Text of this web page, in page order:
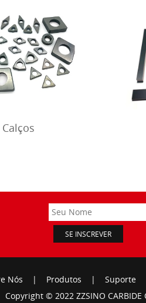
Calços
Nós | Produtos | Suporte
Copyright © 2022 ZZSINO CARBIDE